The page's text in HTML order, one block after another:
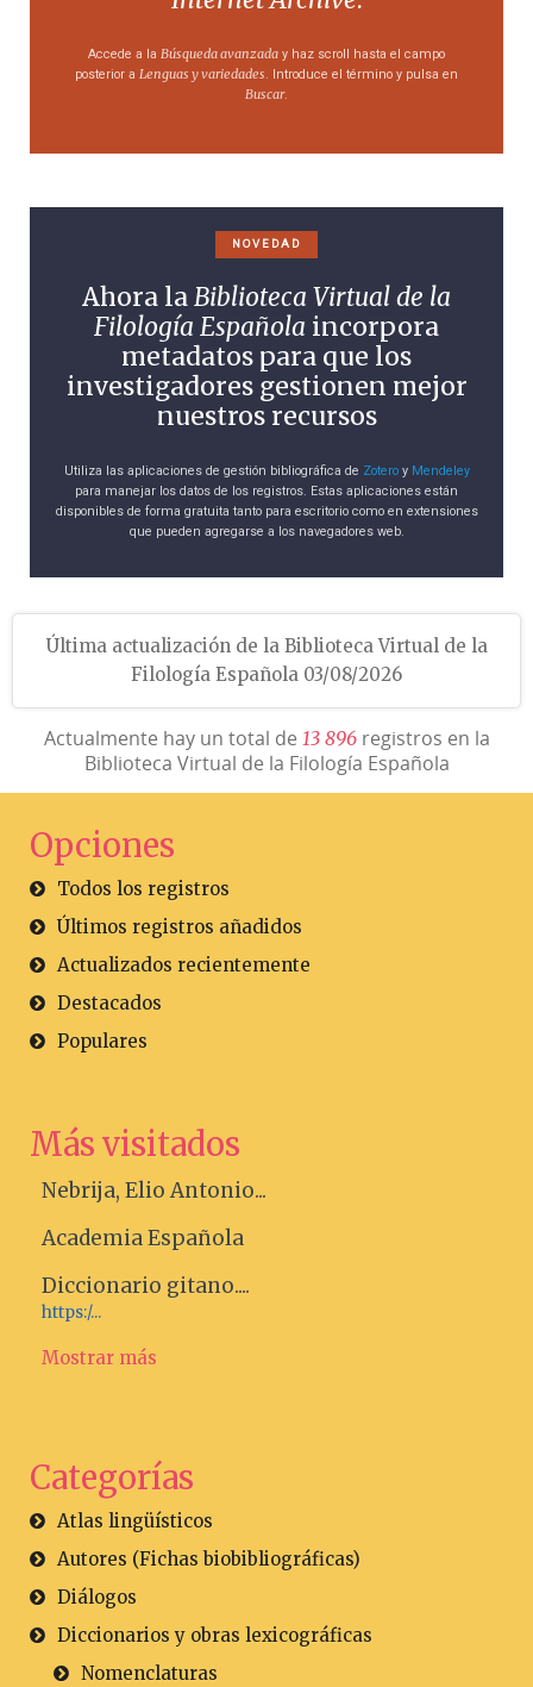
Accede a la Búsqueda avanzada y haz scroll hasta el campo
posterior a Lenguas y variedades . Introduce el término y pulsa en
Buscar.
NOVEDAD
Ahora laBiblioteca Virtual de la
Filología Española incorpora
metadatos para que los
investigadores gestionen mejor
nuestros recursos
Utiliza las aplicaciones de gestión bibliográfica de Zoteroy Mendeley
para manejar los datos de los registros. Estas aplicaciones están
disponibles de forma gratuita tanto para escritorio como en extensiones
que pueden agregarse a los navegadores web.
Última actualización de la Biblioteca Virtual de la
Filología Española 03/08/2026
Actualmente hay un total de 13 896registros en la
Biblioteca Virtual de la Filología Española
Opciones
Todos los registros
Últimos registros añadidos
Actualizados recientemente
Destacados
Populares
Más visitados
Nebrija, Elio Antonio...
Academia Española
Diccionario gitano....
https:/...
Mostrar más
Categorías
Atlas lingüísticos
Autores (Fichas biobibliográficas)
Diálogos
Diccionarios y obras lexicográficas
Nomenclaturas